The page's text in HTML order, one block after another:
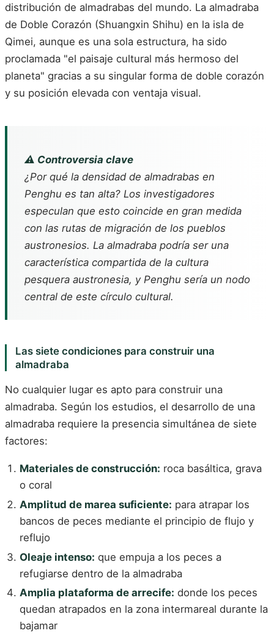
distribución de almadrabas del mundo. La almadraba
de Doble Corazón (Shuangxin Shihu) en la isla de
Qimei, aunque es una sola estructura, ha sido
proclamada "el paisaje cultural más hermoso del
planeta" gracias a su singular forma de doble corazón
y su posición elevada con ventaja visual.
⚠️ Controversia clave
¿Por qué la densidad de almadrabas en
Penghu es tan alta? Los investigadores
especulan que esto coincide en gran medida
con las rutas de migración de los pueblos
austronesios. La almadraba podría ser una
característica compartida de la cultura
pesquera austronesia, y Penghu sería un nodo
central de este círculo cultural.
Las siete condiciones para construir una
almadraba
No cualquier lugar es apto para construir una
almadraba. Según los estudios, el desarrollo de una
almadraba requiere la presencia simultánea de siete
factores:
Materiales de construcción: roca basáltica, grava
o coral
Amplitud de marea suficiente: para atrapar los
bancos de peces mediante el principio de flujo y
reflujo
Oleaje intenso: que empuja a los peces a
refugiarse dentro de la almadraba
Amplia plataforma de arrecife: donde los peces
quedan atrapados en la zona intermareal durante la
bajamar